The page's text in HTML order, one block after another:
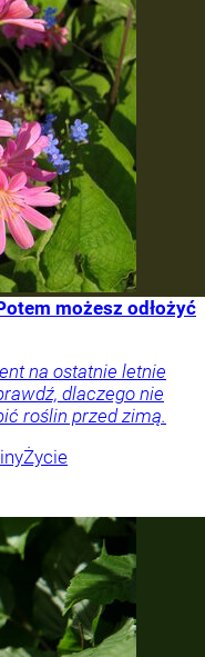
możesz odłożyć
na ostatnie letnie
dlaczego nie
roślin przed zimą.
Życie